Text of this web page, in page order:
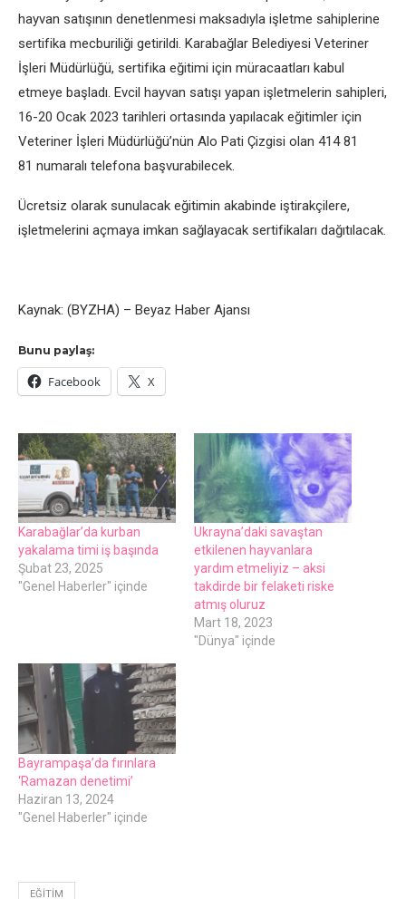
hayvan satışının denetlenmesi maksadıyla işletme sahiplerine
sertifika mecburiliği getirildi. Karabağlar Belediyesi Veteriner
İşleri Müdürlüğü, sertifika eğitimi için müracaatları kabul
etmeye başladı. Evcil hayvan satışı yapan işletmelerin sahipleri,
16-20 Ocak 2023 tarihleri ortasında yapılacak eğitimler için
Veteriner İşleri Müdürlüğü’nün Alo Pati Çizgisi olan 414 81
81 numaralı telefona başvurabilecek.
Ücretsiz olarak sunulacak eğitimin akabinde iştirakçilere,
işletmelerini açmaya imkan sağlayacak sertifikaları dağıtılacak.
Kaynak: (BYZHA) – Beyaz Haber Ajansı
Bunu paylaş:
Facebook X
Karabağlar’da kurban
yakalama timi iş başında
Şubat 23, 2025
"Genel Haberler" içinde
Ukrayna’daki savaştan
etkilenen hayvanlara
yardım etmeliyiz – aksi
takdirde bir felaketi riske
atmış oluruz
Mart 18, 2023
"Dünya" içinde
Bayrampaşa’da fırınlara
‘Ramazan denetimi’
Haziran 13, 2024
"Genel Haberler" içinde
EĞITIM